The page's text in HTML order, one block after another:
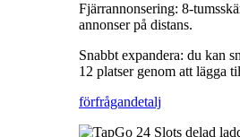
Fjärrannonsering: 8-
annonser på distans.
Snabbt expandera: du kan
12 platser genom att lägga
förfrågandetalj